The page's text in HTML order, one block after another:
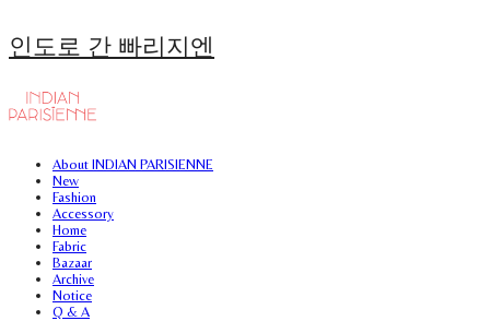
인도로 간 빠리지엔
About INDIAN PARISIENNE
New
Fashion
Accessory
Home
Fabric
Bazaar
Archive
Notice
Q & A